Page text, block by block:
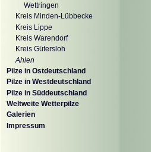
Wettringen
Kreis Minden-Lübbecke
Kreis Lippe
Kreis Warendorf
Kreis Gütersloh
Ahlen
Pilze in Ostdeutschland
Pilze in Westdeutschland
Pilze in Süddeutschland
Weltweite Wetterpilze
Galerien
Impressum